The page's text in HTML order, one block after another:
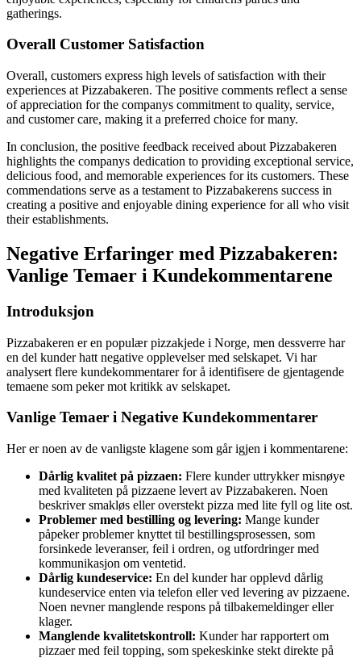
gatherings.
Overall Customer Satisfaction
Overall, customers express high levels of satisfaction with their
experiences at Pizzabakeren. The positive comments reflect a sense
of appreciation for the companys commitment to quality, service,
and customer care, making it a preferred choice for many.
In conclusion, the positive feedback received about Pizzabakeren
highlights the companys dedication to providing exceptional service,
delicious food, and memorable experiences for its customers. These
commendations serve as a testament to Pizzabakerens success in
creating a positive and enjoyable dining experience for all who visit
their establishments.
Negative Erfaringer med Pizzabakeren:
Vanlige Temaer i Kundekommentarene
Introduksjon
Pizzabakeren er en populær pizzakjede i Norge, men dessverre har
en del kunder hatt negative opplevelser med selskapet. Vi har
analysert flere kundekommentarer for å identifisere de gjentagende
temaene som peker mot kritikk av selskapet.
Vanlige Temaer i Negative Kundekommentarer
Her er noen av de vanligste klagene som går igjen i kommentarene:
Dårlig kvalitet på pizzaen: Flere kunder uttrykker misnøye
med kvaliteten på pizzaene levert av Pizzabakeren. Noen
beskriver smakløs eller overstekt pizza med lite fyll og lite ost.
Problemer med bestilling og levering: Mange kunder
påpeker problemer knyttet til bestillingsprosessen, som
forsinkede leveranser, feil i ordren, og utfordringer med
kommunikasjon om ventetid.
Dårlig kundeservice: En del kunder har opplevd dårlig
kundeservice enten via telefon eller ved levering av pizzaene.
Noen nevner manglende respons på tilbakemeldinger eller
klager.
Manglende kvalitetskontroll: Kunder har rapportert om
pizzaer med feil topping, som spekeskinke stekt direkte på